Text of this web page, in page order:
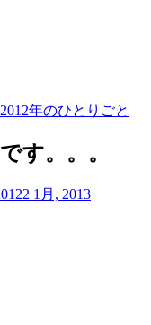
年のひとりごと
す。。。
2 1月, 2013